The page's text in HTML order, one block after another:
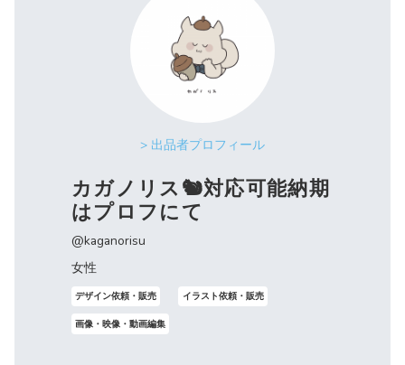
> 出品者プロフィール
カガノリス🐿対応可能納期
はプロフにて
@kaganorisu
女性
デザイン依頼・販売 イラスト依頼・販売
画像・映像・動画編集